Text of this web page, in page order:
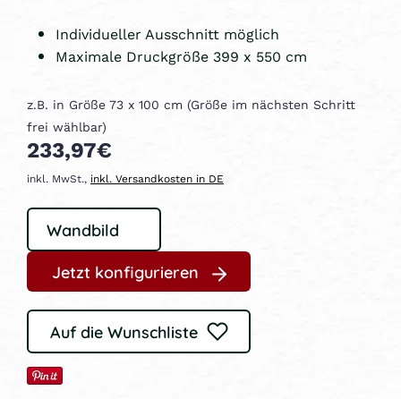
Individueller Ausschnitt möglich
Maximale Druckgröße 399 x 550 cm
z.B. in Größe 73 x 100 cm (Größe im nächsten Schritt
frei wählbar)
233,97€
inkl. MwSt., inkl. Versandkosten in DE
Jetzt konfigurieren
Auf die Wunschliste